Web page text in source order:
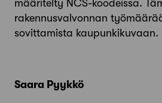
määritelty NCS-koodeissa.
rakennusvalvonnan
sovittamista kaupunkikuvaan.
Saara Pyykkö